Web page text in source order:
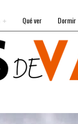
Qué ver Dormir